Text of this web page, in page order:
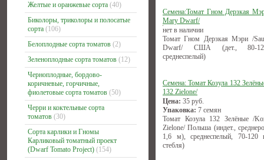
Желтые и оранжевые сорта (40)
Биколоры, триколоры и полосатые
сорта (106)
Белоплодные сорта томатов (2)
Зеленоплодные сорта томатов (12)
Черноплодные, бордово-
коричневые, горчичные,
фиолетовые сорта томатов (50)
Черри и коктельные сорта
томатов (30)
Сорта карлики и Гномы
Карликовый томатный проект
(Dwarf Tomato Project) (154)
Семена:Томат Гном Дерзкая
Mary Dwarf/
нет в наличии
Томат Гном Дерзкая Мэри /
Dwarf/ США (дет., 80-
среднеспелый)
Семена: Томат Козула 132
132 Zielone/
Цена: 35 руб.
Упаковка: 7 семян
Томат Козула 132 Зелёные /
Zielone/ Польша (индет.,
1,6 м), среднеспелый, 70-
стебля)